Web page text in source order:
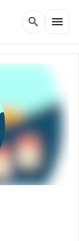
search menu